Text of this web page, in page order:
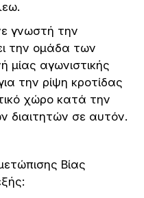
γνωστή την
την ομάδα των
μίας αγωνιστικής
την ρίψη κροτίδας
χώρο κατά την
διαιτητών σε αυτόν.
Βίας